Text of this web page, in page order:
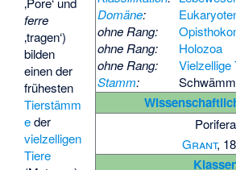
Domäne:
ohne Rang:
ohne Rang:
Holozoa
ohne Rang:
Vielzellige
Stamm:
Porifera
Grant,
ferre
‚tragen‘)
bilden
einen der
frühesten
Tierstämm
eder
vielzelligen
Tiere